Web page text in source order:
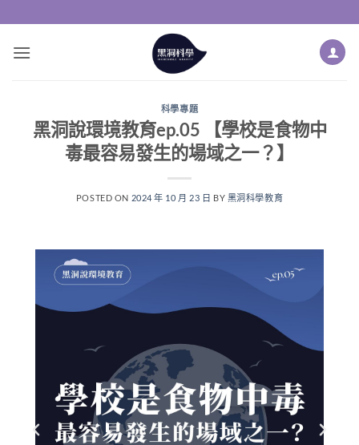
科學專題
黑洞說環境教育ep.05 【學校是食物中
毒最容易發生的場域之一？】
POSTED ON 2024 年 10 月 23 日 BY 黑洞科學教育